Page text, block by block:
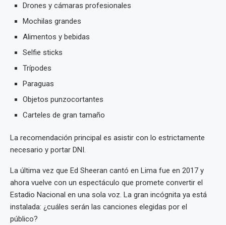
Drones y cámaras profesionales
Mochilas grandes
Alimentos y bebidas
Selfie sticks
Trípodes
Paraguas
Objetos punzocortantes
Carteles de gran tamaño
La recomendación principal es asistir con lo estrictamente
necesario y portar DNI.
La última vez que Ed Sheeran cantó en Lima fue en 2017 y
ahora vuelve con un espectáculo que promete convertir el
Estadio Nacional en una sola voz. La gran incógnita ya está
instalada: ¿cuáles serán las canciones elegidas por el
público?